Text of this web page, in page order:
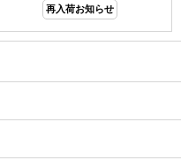
再入荷お知らせ